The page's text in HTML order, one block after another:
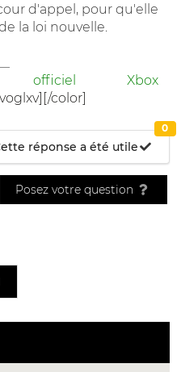
d'appel, pour qu'elle
la loi nouvelle.
officiel Xbox
color]
réponse a été utile
0
Posez votre question